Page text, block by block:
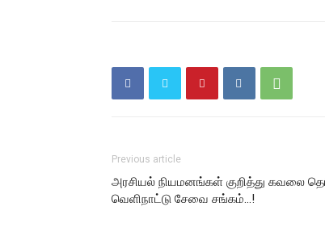
Previous article
அரசியல் நியமனங்கள் குறித்து கவலை
வெளிநாட்டு சேவை சங்கம்…!